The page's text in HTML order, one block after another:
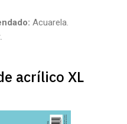
Acuarela.
acrílico XL